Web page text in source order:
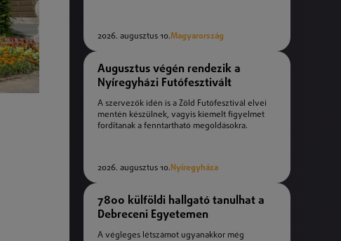
2026. augusztus 10.Magyarország
Augusztus végén rendezik a
Nyíregyházi Futófesztivált
A szervezők idén is a Zöld Futófesztivál elvei
mentén készülnek, vagyis kiemelt figyelmet
fordítanak a fenntartható megoldásokra.
2026. augusztus 10. Nyíregyháza
7800 külföldi hallgató tanulhat a
Debreceni Egyetemen
A végleges létszámot ugyanakkor még